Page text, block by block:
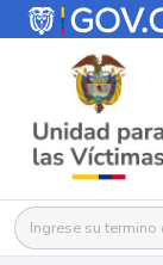
Buscar: